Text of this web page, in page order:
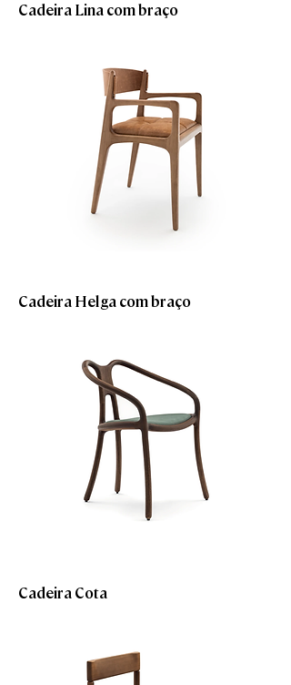
Cadeira Lina com braço
Cadeira Helga com braço
Cadeira Cota